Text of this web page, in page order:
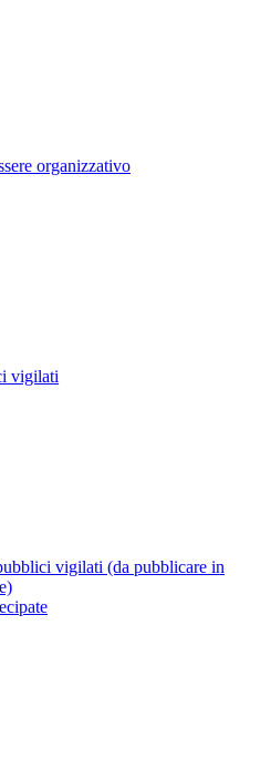
organizzativo
vigilati
vigilati (da pubblicare in